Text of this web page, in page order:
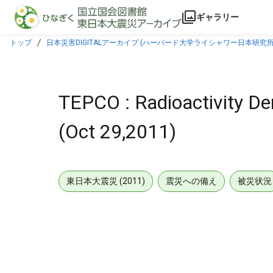
本文に飛ぶ
ギャラリー
トップ 日本災害DIGITALアーカイブ (ハーバード大学ライシャワー日本研究
TEPCO : Radioactivity
(Oct 29,2011)
東日本大震災 (2011) 震災への備え 被災状況